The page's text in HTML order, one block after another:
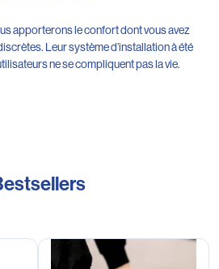
apporterons le confort dont vous avez
Leur système d’installation à été
ne se compliquent pas la vie.